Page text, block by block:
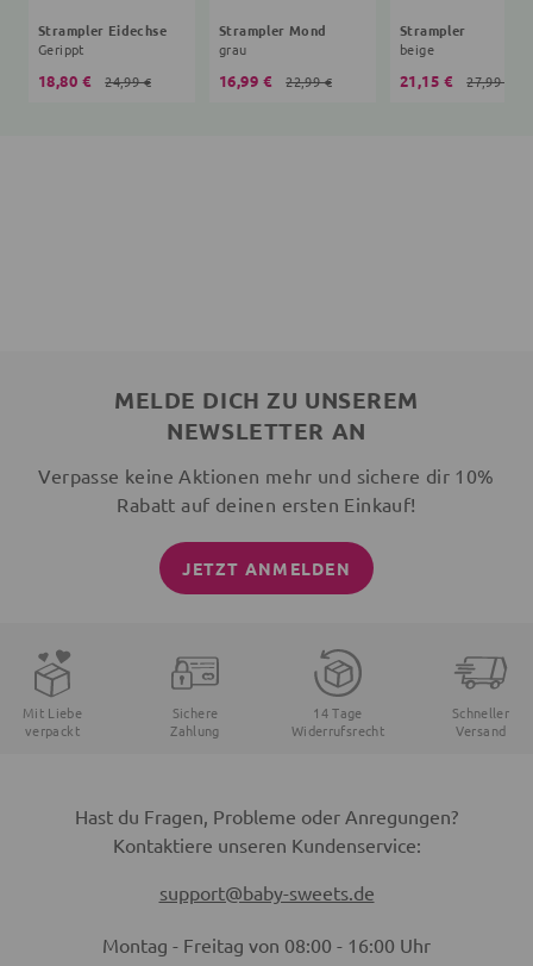
Strampler Eidechse
Gerippt
18,80 € 24,99 €
Strampler Mond
grau
16,99 € 22,99 €
Strampler
beige
21,15 € 27,99 €
MELDE DICH ZU UNSEREM
NEWSLETTER AN
Verpasse keine Aktionen mehr und sichere dir 10%
Rabatt auf deinen ersten Einkauf!
JETZT ANMELDEN
Mit Liebe
verpackt
Sichere
Zahlung
14 Tage
Widerrufsrecht
Schneller
Versand
Hast du Fragen, Probleme oder Anregungen?
Kontaktiere unseren Kundenservice:
support@baby-sweets.de
Montag - Freitag von 08:00 - 16:00 Uhr